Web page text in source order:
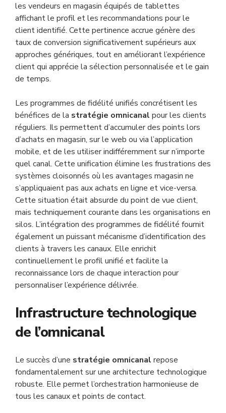
les vendeurs en magasin équipés de tablettes
affichant le profil et les recommandations pour le
client identifié. Cette pertinence accrue génère des
taux de conversion significativement supérieurs aux
approches génériques, tout en améliorant l’expérience
client qui apprécie la sélection personnalisée et le gain
de temps.
Les programmes de fidélité unifiés concrétisent les
bénéfices de la stratégie omnicanal pour les clients
réguliers. Ils permettent d’accumuler des points lors
d’achats en magasin, sur le web ou via l’application
mobile, et de les utiliser indifféremment sur n’importe
quel canal. Cette unification élimine les frustrations des
systèmes cloisonnés où les avantages magasin ne
s’appliquaient pas aux achats en ligne et vice-versa.
Cette situation était absurde du point de vue client,
mais techniquement courante dans les organisations en
silos. L’intégration des programmes de fidélité fournit
également un puissant mécanisme d’identification des
clients à travers les canaux. Elle enrichit
continuellement le profil unifié et facilite la
reconnaissance lors de chaque interaction pour
personnaliser l’expérience délivrée.
Infrastructure technologique
de l’omnicanal
Le succès d’une stratégie omnicanal repose
fondamentalement sur une architecture technologique
robuste. Elle permet l’orchestration harmonieuse de
tous les canaux et points de contact.